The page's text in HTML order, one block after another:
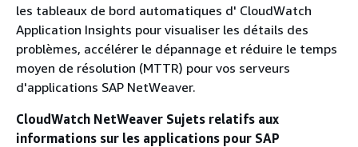
les tableaux de bord automatiques d' CloudWatch
Application Insights pour visualiser les détails des
problèmes, accélérer le dépannage et réduire le temps
moyen de résolution (MTTR) pour vos serveurs
d'applications SAP NetWeaver.
CloudWatch NetWeaver Sujets relatifs aux
informations sur les applications pour SAP